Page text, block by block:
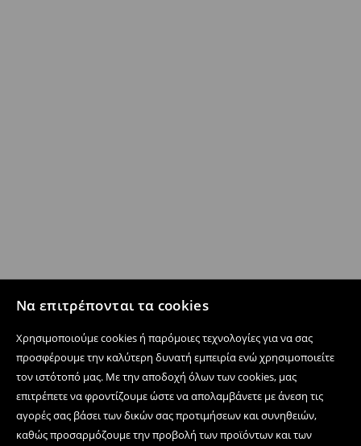
Να επιτρέπονται τα cookies
Χρησιμοποιούμε cookies ή παρόμοιες τεχνολογίες για να σας
προσφέρουμε την καλύτερη δυνατή εμπειρία ενώ χρησιμοποιείτε
τον ιστότοπό μας. Με την αποδοχή όλων των cookies, μας
επιτρέπετε να φροντίζουμε ώστε να απολαμβάνετε με άνεση τις
αγορές σας βάσει των δικών σας προτιμήσεων και συνηθειών,
καθώς προσαρμόζουμε την προβολή των προϊόντων και των